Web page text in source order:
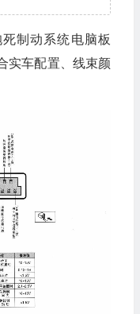
制动系统电脑板
实车配置、线束颜